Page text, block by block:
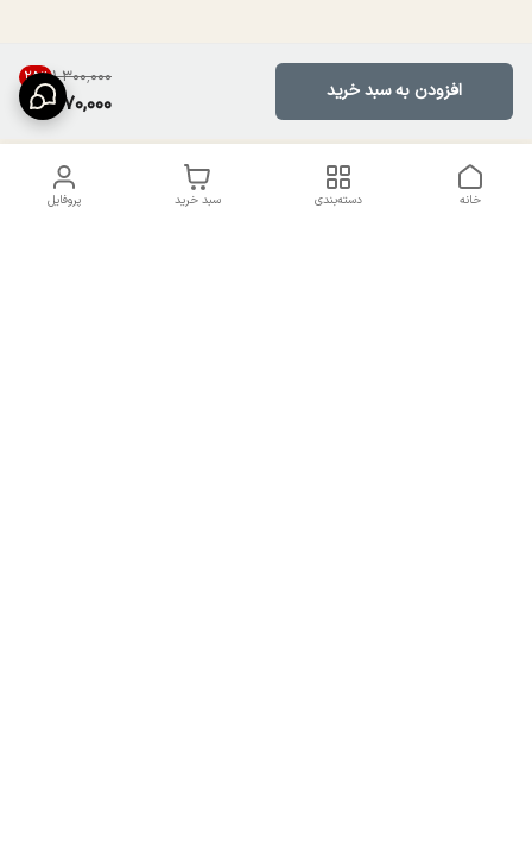
۱٬۳۰۰٬۰۰۰ 25%
970,000 افزودن به سبد خرید
پروفایل سبد خرید دسته‌بندی خانه